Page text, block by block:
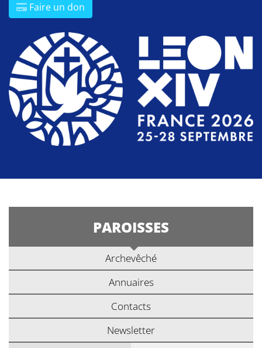
Faire un don
PAROISSES
Archevêché
Annuaires
Contacts
Newsletter